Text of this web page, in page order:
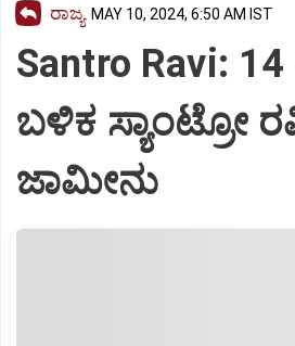
ರಾಜ್ಯ MAY 10, 2024, 6:50 AM IST
Santro Ravi:
ಬಳಿಕ ಸ್ಯಾಂಟ್ರೋ
ಜಾಮೀನು